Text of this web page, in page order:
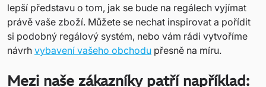
lepší představu o tom, jak se bude na regálech vyjímat
právě vaše zboží. Můžete se nechat inspirovat a pořídit
si podobný regálový systém, nebo vám rádi vytvoříme
návrh vybavení vašeho obchodu přesně na míru.
Mezi naše zákazníky patří například: